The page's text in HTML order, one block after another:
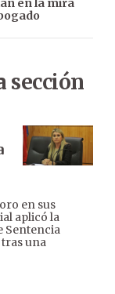
en la mira
sección
en sus
aplicó la
Sentencia
una